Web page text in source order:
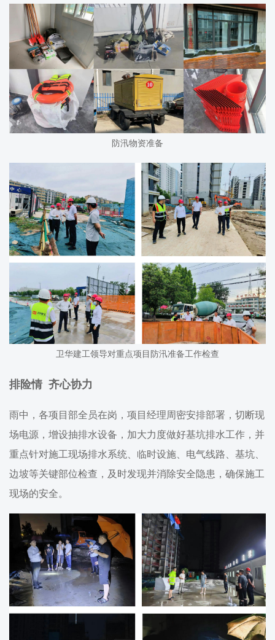
防汛物资准备
卫华建工领导对重点项目防汛准备工作检查
排险情 齐心协力
雨中，各项目部全员在岗，项目经理周密安排部署，切断现
场电源，增设抽排水设备，加大力度做好基坑排水工作，并
重点针对施工现场排水系统、临时设施、电气线路、基坑、
边坡等关键部位检查，及时发现并消除安全隐患，确保施工
现场的安全。